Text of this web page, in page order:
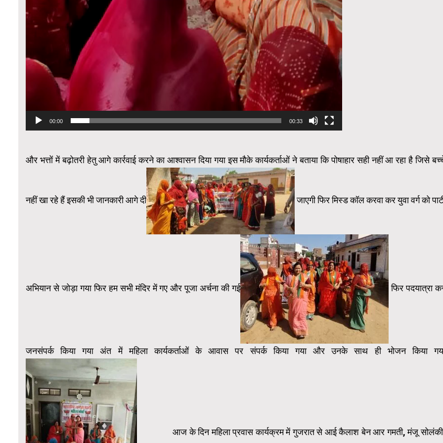
00:00 00:33
और भत्तों में बढ़ोतरी हेतु आगे कार्रवाई करने का आश्वासन दिया गया इस मौके कार्यकर्ताओं ने बताया कि पोषाहार सही नहीं आ रहा है जिसे
नहीं खा रहे हैं इसकी भी जानकारी आगे दी जाएगी फिर मिस्ड कॉल करवा कर युवा वर्ग को
अभियान से जोड़ा गया फिर हम सभी मंदिर में गए और पूजा अर्चना की गई फिर पदयात्रा
जनसंपर्क किया गया अंत में महिला कार्यकर्ताओं के आवास पर संपर्क किया गया और उनके साथ ही भोजन किया
आज के दिन महिला प्रवास कार्यक्रम में गुजरात से आई कैलाश बेन आर गमती, मंजू